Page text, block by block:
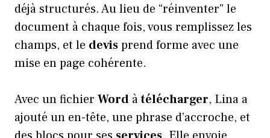
déjà structurés. Au lieu de “réinventer” le
document à chaque fois, vous remplissez les
champs, et le devisprend forme avec une
mise en page cohérente.
Avec un fichier Word àtélécharger, Lina a
ajouté un en-tête, une phrase d’accroche, et